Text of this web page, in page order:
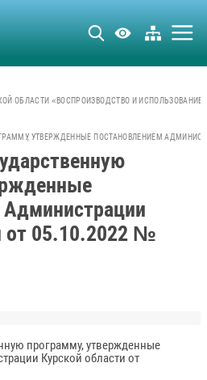
ОБЛАСТИ «ВОСПРОИЗВОДСТВО И
УТВЕРЖДЕННЫЕ ПОСТАНОВЛЕНИЕМ
Администрации
от 05.10.2022 №
программу, утвержденные
Курской области от